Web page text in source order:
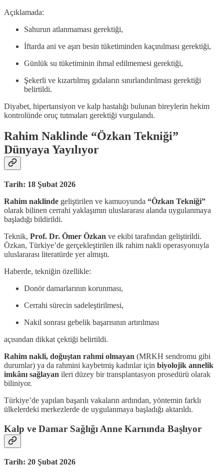
Açıklamada:
Sahurun atlanmaması gerektiği,
İftarda ani ve aşırı besin tüketiminden kaçınılması gerektiği,
Günlük su tüketiminin ihmal edilmemesi gerektiği,
Şekerli ve kızartılmış gıdaların sınırlandırılması gerektiği
belirtildi.
Diyabet, hipertansiyon ve kalp hastalığı bulunan bireylerin hekim
kontrolünde oruç tutmaları gerektiği vurgulandı.
Rahim Naklinde “Özkan Tekniği”
Dünyaya Yayılıyor
Tarih: 18 Şubat 2026
Rahim naklinde geliştirilen ve kamuoyunda “Özkan Tekniği”
olarak bilinen cerrahi yaklaşımın uluslararası alanda uygulanmaya
başladığı bildirildi.
Teknik, Prof. Dr. Ömer Özkan ve ekibi tarafından geliştirildi.
Özkan, Türkiye’de gerçekleştirilen ilk rahim nakli operasyonuyla
uluslararası literatürde yer almıştı.
Haberde, tekniğin özellikle:
Donör damarlarının korunması,
Cerrahi sürecin sadeleştirilmesi,
Nakil sonrası gebelik başarısının artırılması
açısından dikkat çektiği belirtildi.
Rahim nakli, doğuştan rahmi olmayan (MRKH sendromu gibi
durumlar) ya da rahmini kaybetmiş kadınlar için biyolojik annelik
imkânı sağlayan ileri düzey bir transplantasyon prosedürü olarak
biliniyor.
Türkiye’de yapılan başarılı vakaların ardından, yöntemin farklı
ülkelerdeki merkezlerde de uygulanmaya başladığı aktarıldı.
Kalp ve Damar Sağlığı Anne Karnında Başlıyor
Tarih: 20 Şubat 2026